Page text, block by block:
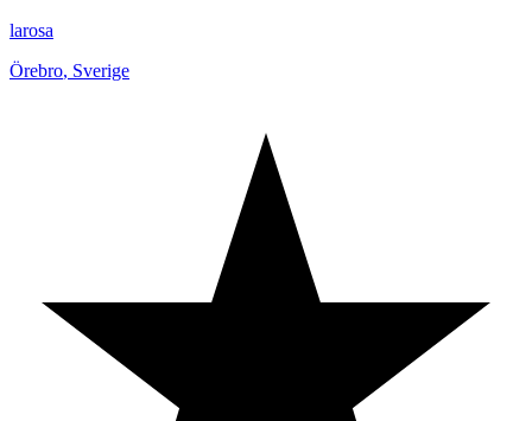
larosa
Örebro, Sverige